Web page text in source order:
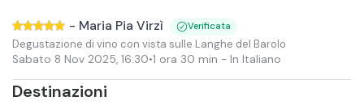
- Maria Pia Virzì Verificata
Degustazione di vino con vista sulle Langhe del Barolo
Sabato 8 Nov 2025, 16:30•1 ora 30 min - In Italiano
Destinazioni